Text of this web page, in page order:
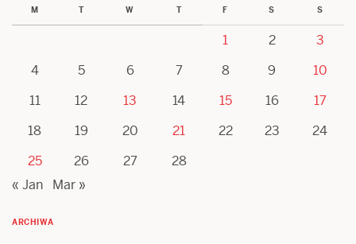
M T W T F S S
1 2
3
4
5 6 7 8 9
10
11
12 13 14 15 16
17
18
19 20 21 22 23
24
25
26 27
28
« Jan
Mar »
ARCHIWA